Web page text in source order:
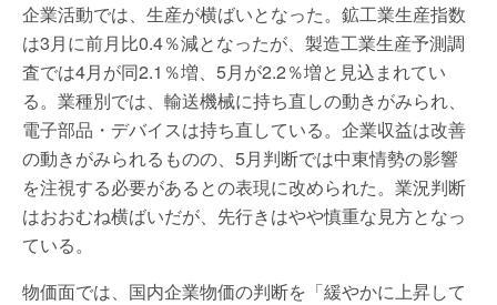
企業活動では、生産が横ばいとなった。鉱工業生産指数
は3月に前月比0.4％減となったが、製造工業生産予測調
査では4月が同2.1％増、5月が2.2％増と見込まれてい
る。業種別では、輸送機械に持ち直しの動きがみられ、
電子部品・デバイスは持ち直している。企業収益は改善
の動きがみられるものの、5月判断では中東情勢の影響
を注視する必要があるとの表現に改められた。業況判断
はおおむね横ばいだが、先行きはやや慎重な見方となっ
ている。
物価面では、国内企業物価の判断を「緩やかに上昇して